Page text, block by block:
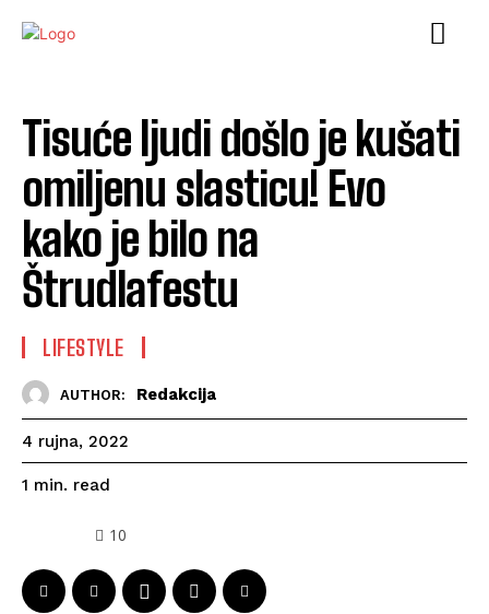
Tisuće ljudi došlo je kušati
omiljenu slasticu! Evo
kako je bilo na
Štrudlafestu
LIFESTYLE
AUTHOR: Redakcija
4 rujna, 2022
1 min. read
10